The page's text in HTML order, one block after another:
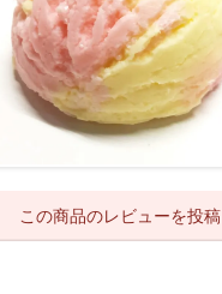
この商品のレビューを投稿